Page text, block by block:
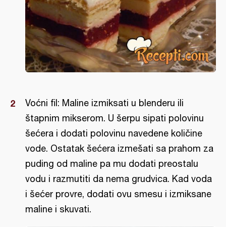
Voćni fil: Maline izmiksati u blenderu ili
štapnim mikserom. U šerpu sipati polovinu
šećera i dodati polovinu navedene količine
vode. Ostatak šećera izmešati sa prahom za
puding od maline pa mu dodati preostalu
vodu i razmutiti da nema grudvica. Kad voda
i šećer provre, dodati ovu smesu i izmiksane
maline i skuvati.